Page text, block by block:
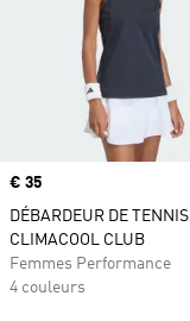
Prix
€ 35
DÉBARDEUR DE TENNIS
CLIMACOOL CLUB
Femmes Performance
4 couleurs